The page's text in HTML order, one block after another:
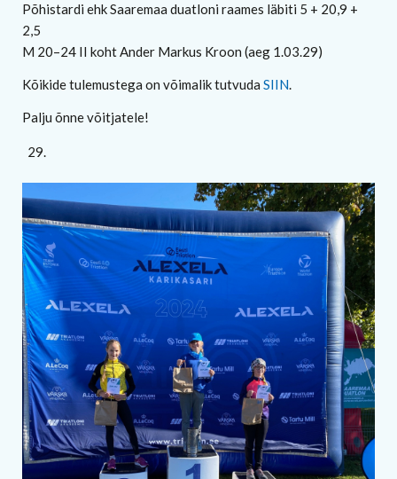
Põhistardi ehk Saaremaa duatloni raames läbiti 5 + 20,9 +
2,5
M 20–24 II koht Ander Markus Kroon (aeg 1.03.29)
Kõikide tulemustega on võimalik tutvuda SIIN.
Palju õnne võitjatele!